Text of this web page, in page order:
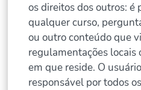
os direitos dos outros: é
qualquer curso,
ou outro conteúdo que
regulamentações locais
em que reside. O
responsável por todos